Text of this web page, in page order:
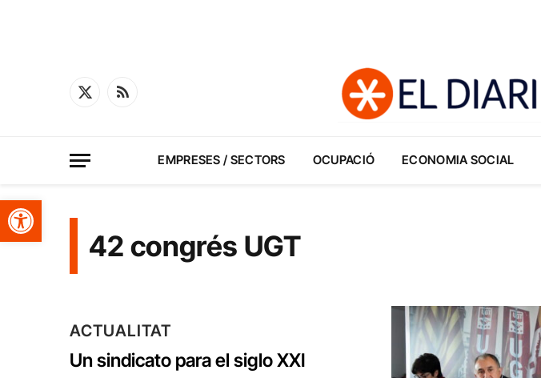
Obre la barra d'eines
X
RSS
EMPRESES / SECTORS OCUPACIÓ ECONOMIA SOCIAL
42 congrés UGT
ACTUALITAT
Un sindicato para el siglo XXI